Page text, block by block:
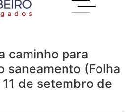
caminho para
saneamento (Folha
de setembro de